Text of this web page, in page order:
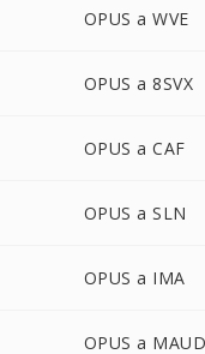
OPUS a WVE
OPUS a 8SVX
OPUS a CAF
OPUS a SLN
OPUS a IMA
OPUS a MAUD